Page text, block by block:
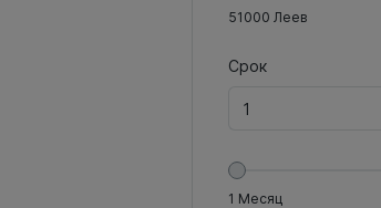
51000 Леев
Срок
1 Месяц